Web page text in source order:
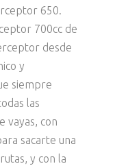
650.
700cc de
desde
y
siempre
las
vayas, con
sacarte una
y con la